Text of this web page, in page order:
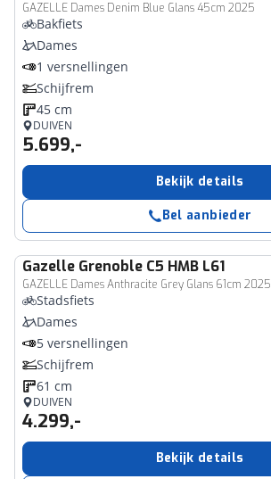
GAZELLE Dames Denim Blue Glans 45cm 2025
Bakfiets
Dames
1 versnellingen
Schijfrem
45 cm
DUIVEN
5.699,-
Bekijk details
Bel aanbieder
Gazelle Grenoble C5 HMB L61
GAZELLE Dames Anthracite Grey Glans 61cm 2025
Stadsfiets
Dames
5 versnellingen
Schijfrem
61 cm
DUIVEN
4.299,-
Bekijk details